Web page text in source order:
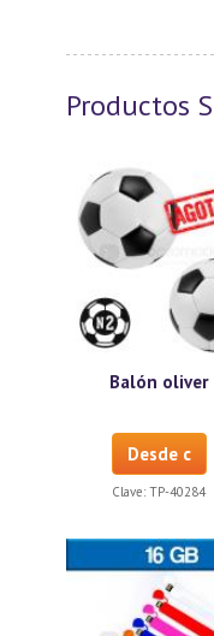
Productos
Balón oliver
Desde c
Clave: TP-40284